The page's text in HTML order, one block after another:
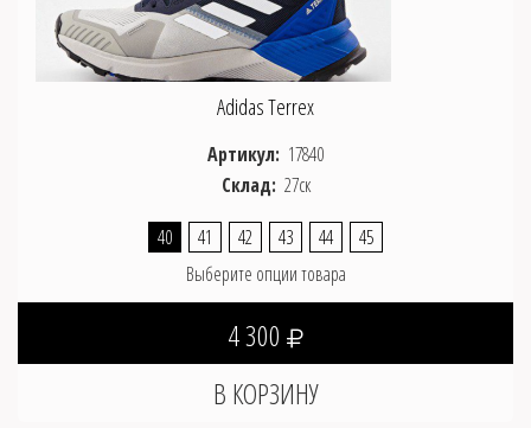
Adidas Terrex
Артикул: 17840
Склад: 27ск
40 41 42 43 44
45
Выберите опции товара
4 300